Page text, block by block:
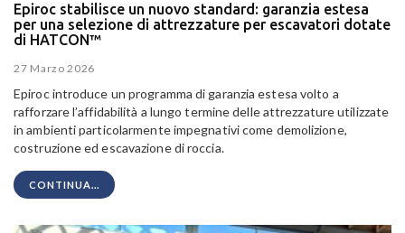
Epiroc stabilisce un nuovo standard: garanzia estesa
per una selezione di attrezzature per escavatori dotate
di HATCON™
27 Marzo 2026
Epiroc introduce un programma di garanzia estesa volto a
rafforzare l’affidabilità a lungo termine delle attrezzature utilizzate
in ambienti particolarmente impegnativi come demolizione,
costruzione ed escavazione di roccia.
CONTINUA...